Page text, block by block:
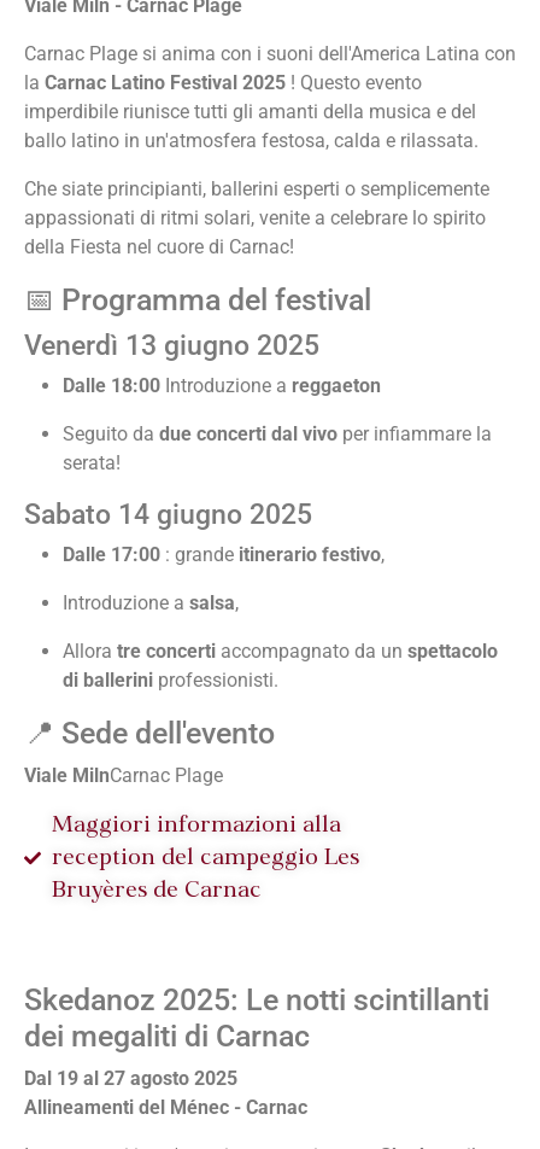
Viale Miln - Carnac Plage
Carnac Plage si anima con i suoni dell'America Latina con
la Carnac Latino Festival 2025 ! Questo evento
imperdibile riunisce tutti gli amanti della musica e del
ballo latino in un'atmosfera festosa, calda e rilassata.
Che siate principianti, ballerini esperti o semplicemente
appassionati di ritmi solari, venite a celebrare lo spirito
della Fiesta nel cuore di Carnac!
📅 Programma del festival
Venerdì 13 giugno 2025
Dalle 18:00 Introduzione a reggaeton
Seguito da due concerti dal vivo per infiammare la
serata!
Sabato 14 giugno 2025
Dalle 17:00 : grande itinerario festivo,
Introduzione a salsa,
Allora tre concerti accompagnato da un spettacolo
di ballerini professionisti.
📍 Sede dell'evento
Viale MilnCarnac Plage
Maggiori informazioni alla
reception del campeggio Les
Bruyères de Carnac
Skedanoz 2025: Le notti scintillanti
dei megaliti di Carnac
Dal 19 al 27 agosto 2025
Allineamenti del Ménec - Carnac